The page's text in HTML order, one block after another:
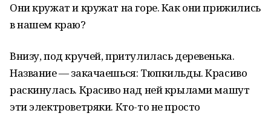
Они кружат и кружат на горе. Как они прижились
в нашем краю?
Внизу, под кручей, притулилась деревенька.
Название — закачаешься: Тюпкильды. Красиво
раскинулась. Красиво над ней крылами машут
эти электроветряки. Кто-то не просто